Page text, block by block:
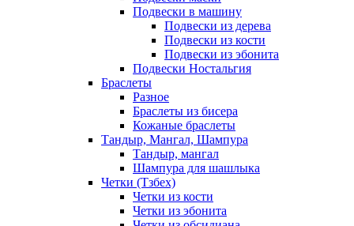
Подвески в машину
Подвески из дерева
Подвески из кости
Подвески из эбонита
Подвески Ностальгия
Браслеты
Разное
Браслеты из бисера
Кожаные браслеты
Тандыр, Мангал, Шампура
Тандыр, мангал
Шампура для шашлыка
Четки (Тзбех)
Четки из кости
Четки из эбонита